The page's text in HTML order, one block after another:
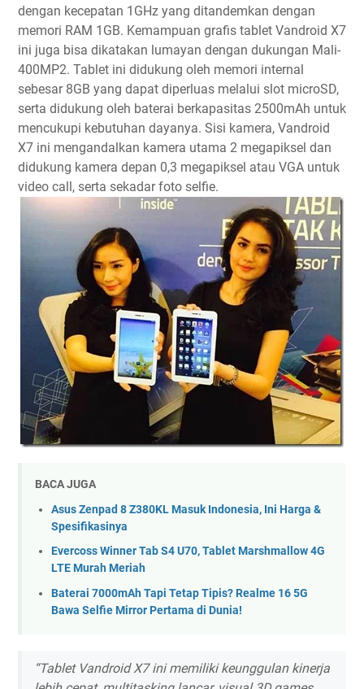
dengan kecepatan 1GHz yang ditandemkan dengan
memori RAM 1GB. Kemampuan grafis tablet Vandroid X7
ini juga bisa dikatakan lumayan dengan dukungan Mali-
400MP2. Tablet ini didukung oleh memori internal
sebesar 8GB yang dapat diperluas melalui slot microSD,
serta didukung oleh baterai berkapasitas 2500mAh untuk
mencukupi kebutuhan dayanya. Sisi kamera, Vandroid
X7 ini mengandalkan kamera utama 2 megapiksel dan
didukung kamera depan 0,3 megapiksel atau VGA untuk
video call, serta sekadar foto selfie.
BACA JUGA
Asus Zenpad 8 Z380KL Masuk Indonesia, Ini Harga &
Spesifikasinya
Evercoss Winner Tab S4 U70, Tablet Marshmallow 4G
LTE Murah Meriah
Baterai 7000mAh Tapi Tetap Tipis? Realme 16 5G
Bawa Selfie Mirror Pertama di Dunia!
“Tablet Vandroid X7 ini memiliki keunggulan kinerja